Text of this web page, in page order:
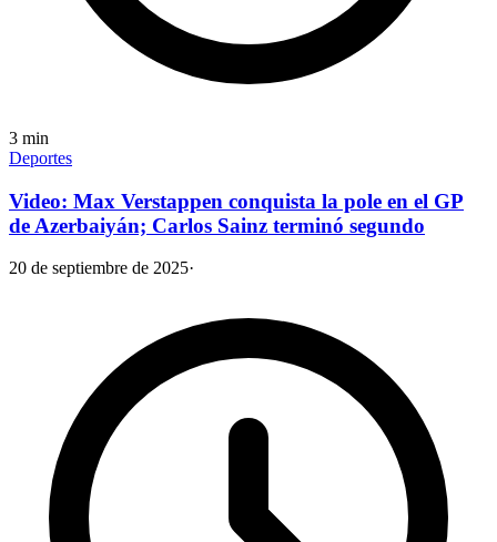
3 min
Deportes
Video: Max Verstappen conquista la pole en el GP
de Azerbaiyán; Carlos Sainz terminó segundo
20 de septiembre de 2025·